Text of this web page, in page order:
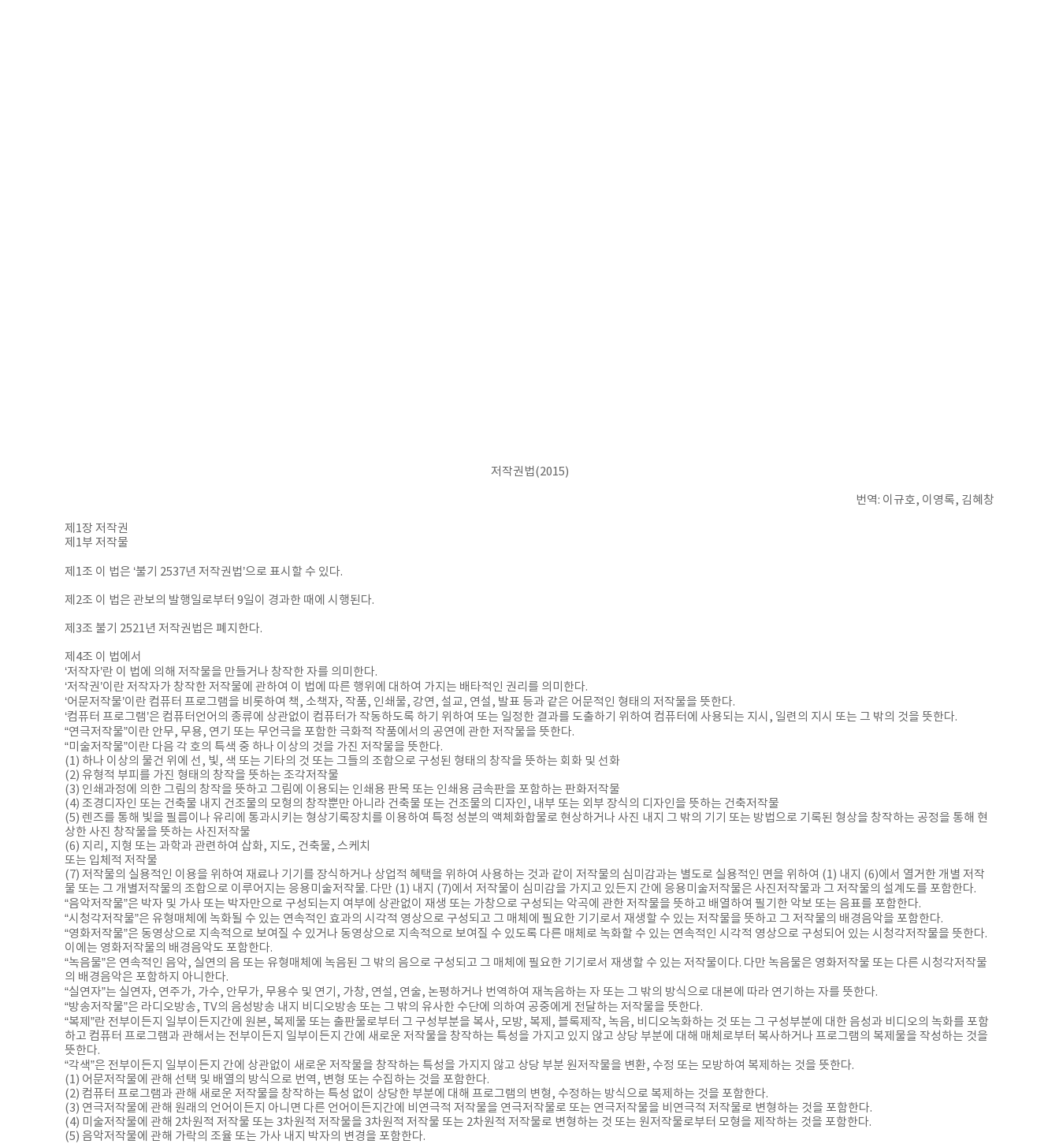
저작권법(2015)
번역: 이규호, 이영록, 김혜창
제1장 저작권
제1부 저작물
제1조 이 법은 ‘불기 2537년 저작권법’으로 표시할 수 있다.
제2조 이 법은 관보의 발행일로부터 9일이 경과한 때에 시행된다.
제3조 불기 2521년 저작권법은 폐지한다.
제4조 이 법에서
‘저작자’란 이 법에 의해 저작물을 만들거나 창작한 자를 의미한다.
‘저작권’이란 저작자가 창작한 저작물에 관하여 이 법에 따른 행위에 대하여 가지는 배타적인 권리를 의미한다.
‘어문저작물’이란 컴퓨터 프로그램을 비롯하여 책, 소책자, 작품, 인쇄물, 강연, 설교, 연설, 발표 등과 같은 어문적인 형태의 저작물을 뜻한다.
‘컴퓨터 프로그램’은 컴퓨터언어의 종류에 상관없이 컴퓨터가 작동하도록 하기 위하여 또는 일정한 결과를 도출하기 위하여 컴퓨터에 사용되는 지시, 일련의 지시 또는 그 밖의 것을 뜻한다.
“연극저작물”이란 안무, 무용, 연기 또는 무언극을 포함한 극화적 작품에서의 공연에 관한 저작물을 뜻한다.
“미술저작물”이란 다음 각 호의 특색 중 하나 이상의 것을 가진 저작물을 뜻한다.
(1) 하나 이상의 물건 위에 선, 빛, 색 또는 기타의 것 또는 그들의 조합으로 구성된 형태의 창작을 뜻하는 회화 및 선화
(2) 유형적 부피를 가진 형태의 창작을 뜻하는 조각저작물
(3) 인쇄과정에 의한 그림의 창작을 뜻하고 그림에 이용되는 인쇄용 판목 또는 인쇄용 금속판을 포함하는 판화저작물
(4) 조경디자인 또는 건축물 내지 건조물의 모형의 창작뿐만 아니라 건축물 또는 건조물의 디자인, 내부 또는 외부 장식의 디자인을 뜻하는 건축저작물
(5) 렌즈를 통해 빛을 필름이나 유리에 통과시키는 형상기록장치를 이용하여 특정 성분의 액체화합물로 현상하거나 사진 내지 그 밖의 기기 또는 방법으로 기록된 형상을 창작하는 공정을 통해 현
상한 사진 창작물을 뜻하는 사진저작물
(6) 지리, 지형 또는 과학과 관련하여 삽화, 지도, 건축물, 스케치
또는 입체적 저작물
(7) 저작물의 실용적인 이용을 위하여 재료나 기기를 장식하거나 상업적 혜택을 위하여 사용하는 것과 같이 저작물의 심미감과는 별도로 실용적인 면을 위하여 (1) 내지 (6)에서 열거한 개별 저작
물 또는 그 개별저작물의 조합으로 이루어지는 응용미술저작물. 다만 (1) 내지 (7)에서 저작물이 심미감을 가지고 있든지 간에 응용미술저작물은 사진저작물과 그 저작물의 설계도를 포함한다.
“음악저작물”은 박자 및 가사 또는 박자만으로 구성되는지 여부에 상관없이 재생 또는 가창으로 구성되는 악곡에 관한 저작물을 뜻하고 배열하여 필기한 악보 또는 음표를 포함한다.
“시청각저작물”은 유형매체에 녹화될 수 있는 연속적인 효과의 시각적 영상으로 구성되고 그 매체에 필요한 기기로서 재생할 수 있는 저작물을 뜻하고 그 저작물의 배경음악을 포함한다.
“영화저작물”은 동영상으로 지속적으로 보여질 수 있거나 동영상으로 지속적으로 보여질 수 있도록 다른 매체로 녹화할 수 있는 연속적인 시각적 영상으로 구성되어 있는 시청각저작물을 뜻한다.
이에는 영화저작물의 배경음악도 포함한다.
“녹음물”은 연속적인 음악, 실연의 음 또는 유형매체에 녹음된 그 밖의 음으로 구성되고 그 매체에 필요한 기기로서 재생할 수 있는 저작물이다. 다만 녹음물은 영화저작물 또는 다른 시청각저작물
의 배경음악은 포함하지 아니한다.
“실연자”는 실연자, 연주가, 가수, 안무가, 무용수 및 연기, 가창, 연설, 연술, 논평하거나 번역하여 재녹음하는 자 또는 그 밖의 방식으로 대본에 따라 연기하는 자를 뜻한다.
“방송저작물”은 라디오방송, TV의 음성방송 내지 비디오방송 또는 그 밖의 유사한 수단에 의하여 공중에게 전달하는 저작물을 뜻한다.
“복제”란 전부이든지 일부이든지간에 원본, 복제물 또는 출판물로부터 그 구성부분을 복사, 모방, 복제, 블록제작, 녹음, 비디오녹화하는 것 또는 그 구성부분에 대한 음성과 비디오의 녹화를 포함
하고 컴퓨터 프로그램과 관해서는 전부이든지 일부이든지 간에 새로운 저작물을 창작하는 특성을 가지고 있지 않고 상당 부분에 대해 매체로부터 복사하거나 프로그램의 복제물을 작성하는 것을
뜻한다.
“각색”은 전부이든지 일부이든지 간에 상관없이 새로운 저작물을 창작하는 특성을 가지지 않고 상당 부분 원저작물을 변환, 수정 또는 모방하여 복제하는 것을 뜻한다.
(1) 어문저작물에 관해 선택 및 배열의 방식으로 번역, 변형 또는 수집하는 것을 포함한다.
(2) 컴퓨터 프로그램과 관해 새로운 저작물을 창작하는 특성 없이 상당한 부분에 대해 프로그램의 변형, 수정하는 방식으로 복제하는 것을 포함한다.
(3) 연극저작물에 관해 원래의 언어이든지 아니면 다른 언어이든지간에 비연극적 저작물을 연극저작물로 또는 연극저작물을 비연극적 저작물로 변형하는 것을 포함한다.
(4) 미술저작물에 관해 2차원적 저작물 또는 3차원적 저작물을 3차원적 저작물 또는 2차원적 저작물로 변형하는 것 또는 원저작물로부터 모형을 제작하는 것을 포함한다.
(5) 음악저작물에 관해 가락의 조율 또는 가사 내지 박자의 변경을 포함한다.